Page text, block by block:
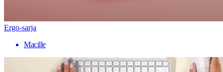
Ergo-sarja
Macille